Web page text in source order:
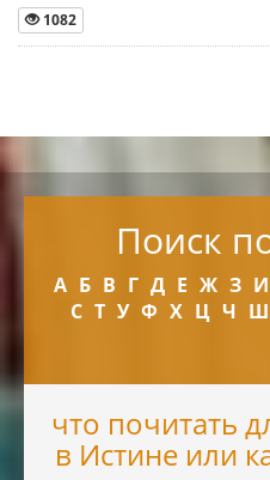
1082
Поиск
А Б В Г Д Е Ж З И
С Т У Ф Х Ц Ч Ш
что почитать
в Истине или